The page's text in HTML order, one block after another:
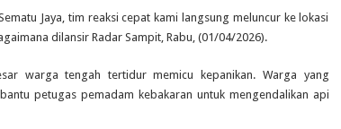
Jaya, tim reaksi cepat kami langsung meluncur ke lokasi
dilansir Radar Sampit, Rabu, (01/04/2026).
warga tengah tertidur memicu kepanikan. Warga yang
petugas pemadam kebakaran untuk mengendalikan api